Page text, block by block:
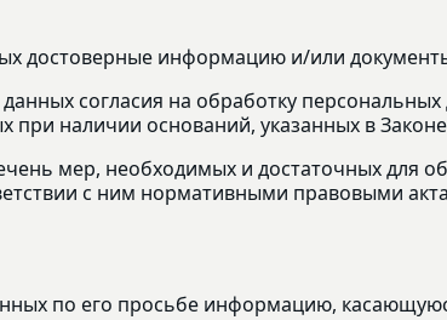
достоверные информацию и/или
согласия на обработку
при наличии оснований, указанных в
мер, необходимых и достаточных для
с ним нормативными правовыми
по его просьбе информацию,